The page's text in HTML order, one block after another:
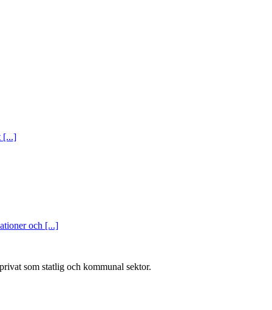
[...]
och [...]
som statlig och kommunal sektor.